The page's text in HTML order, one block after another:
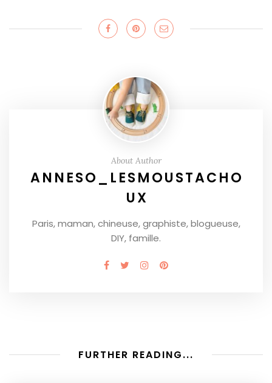
About Author
ANNESO_LESMOUSTACHO
UX
Paris, maman, chineuse, graphiste, blogueuse,
DIY, famille.
FURTHER READING...